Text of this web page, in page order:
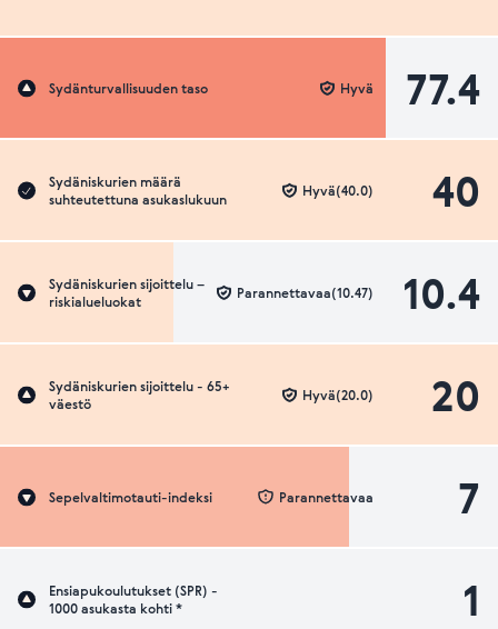
Sydänturvallisuuden taso 77.4
Hyvä
Sydäniskurien määrä
suhteutettuna asukaslukuun
40
Hyvä(40.0)
Sydäniskurien sijoittelu –
riskialueluokat
10.4
Parannettavaa(10.47)
Sydäniskurien sijoittelu - 65+
väestö
20
Hyvä(20.0)
Sepelvaltimotauti-indeksi 7
Parannettavaa
Ensiapukoulutukset (SPR) -
1000 asukasta kohti *
1